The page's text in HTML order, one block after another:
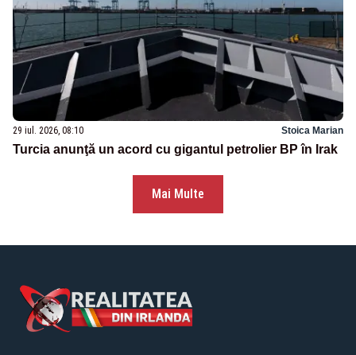
29 iul. 2026, 08:10 Stoica Marian
Turcia anunţă un acord cu gigantul petrolier BP în Irak
Mai Multe